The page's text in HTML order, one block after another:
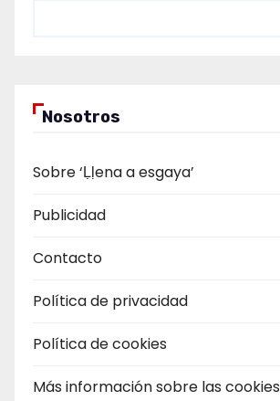
Nosotros
Sobre ‘Ḷḷena a esgaya’
Publicidad
Contacto
Política de privacidad
Política de cookies
Más información sobre las cookies